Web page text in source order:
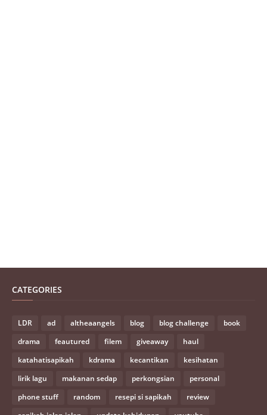
CATEGORIES
LDR ad altheaangels blog blog challenge
book
drama
feautured filem giveaway
haul
katahatisapikah
kdrama kecantikan
kesihatan
lirik lagu
makanan sedap perkongsian
personal
phone stuff
random resepi si sapikah
review